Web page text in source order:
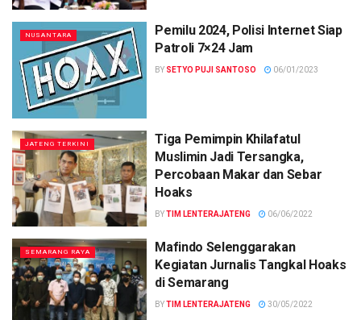
NUSANTARA
Pemilu 2024, Polisi Internet Siap
Patroli 7×24 Jam
BY SETYO PUJI SANTOSO 06/01/2023
JATENG TERKINI
Tiga Pemimpin Khilafatul
Muslimin Jadi Tersangka,
Percobaan Makar dan Sebar
Hoaks
BYTIM LENTERAJATENG 06/06/2022
SEMARANG RAYA
Mafindo Selenggarakan
Kegiatan Jurnalis Tangkal Hoaks
di Semarang
BYTIM LENTERAJATENG 30/05/2022